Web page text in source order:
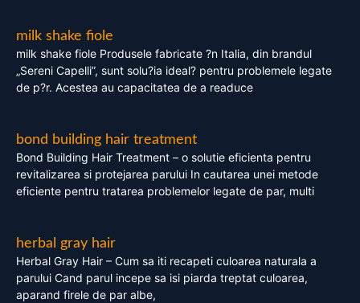
milk shake fiole
milk shake fiole Produsele fabricate ?n Italia, din brandul
„Sereni Capelli”, sunt solu?ia ideal? pentru problemele legate
de p?r. Acestea au capacitatea de a readuce
bond building hair treatment
Bond Building Hair Treatment – o solutie eficienta pentru
revitalizarea si protejarea parului In cautarea unei metode
eficiente pentru tratarea problemelor legate de par, multi
herbal gray hair
Herbal Gray Hair – Cum sa iti recapeti culoarea naturala a
parului Cand parul incepe sa isi piarda treptat culoarea,
aparand firele de par albe,